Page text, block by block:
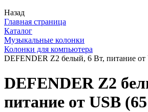
Назад
Главная страница
Каталог
Музыкальные колонки
Колонки для компьютера
DEFENDER Z2 белый, 6 Вт, питание от
DEFENDER Z2
питание от USB